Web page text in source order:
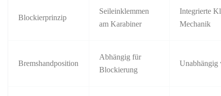
Blockierprinzip
Seileinklemmen
am Karabiner
Integrierte
Mechanik
Bremshandposition
Abhängig für
Blockierung
Unabhängig